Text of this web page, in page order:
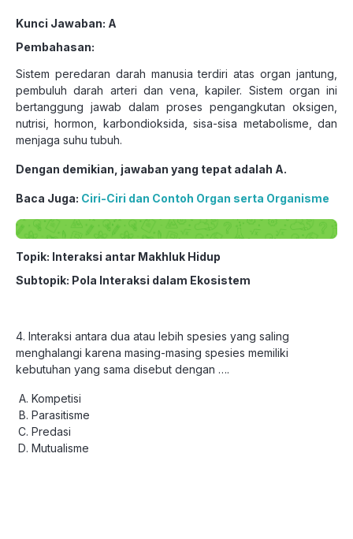
Kunci Jawaban: A
Pembahasan:
Sistem peredaran darah manusia terdiri atas organ jantung,
pembuluh darah arteri dan vena, kapiler. Sistem organ ini
bertanggung jawab dalam proses pengangkutan oksigen,
nutrisi, hormon, karbondioksida, sisa-sisa metabolisme, dan
menjaga suhu tubuh.
Dengan demikian, jawaban yang tepat adalah A.
Baca Juga: Ciri-Ciri dan Contoh Organ serta Organisme
Topik: Interaksi antar Makhluk Hidup
Subtopik: Pola Interaksi dalam Ekosistem
4. Interaksi antara dua atau lebih spesies yang saling
menghalangi karena masing-masing spesies memiliki
kebutuhan yang sama disebut dengan ….
Kompetisi
Parasitisme
Predasi
Mutualisme